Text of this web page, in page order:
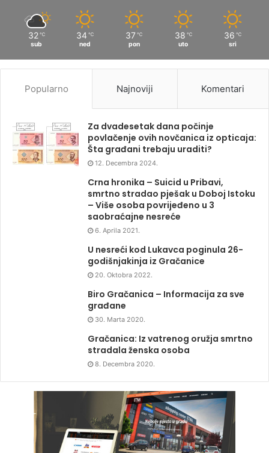
32 ℃
sub
34 ℃
ned
37 ℃
pon
38 ℃
uto
36 ℃
sri
Popularno Najnoviji Komentari
Za dvadesetak dana počinje
povlačenje ovih novčanica iz opticaja:
Šta građani trebaju uraditi?
12. Decembra 2024.
Crna hronika – Suicid u Pribavi,
smrtno stradao pješak u Doboj Istoku
– Više osoba povrijeđeno u 3
saobraćajne nesreće
6. Aprila 2021.
U nesreći kod Lukavca poginula 26-
godišnjakinja iz Gračanice
20. Oktobra 2022.
Biro Gračanica – Informacija za sve
građane
30. Marta 2020.
Gračanica: Iz vatrenog oružja smrtno
stradala ženska osoba
8. Decembra 2020.